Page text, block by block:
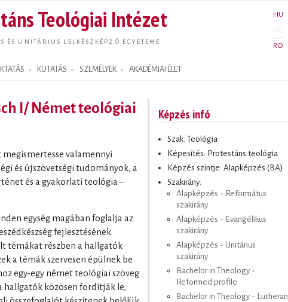
tartalomra
Teológiai Intézet
ÉS UNITÁRIUS LELKÉSZKÉPZŐ EGYETEME
HU
RO
KUTATÁS SZEMÉLYEK AKADÉMIAI ÉLET
I/ Német teológiai
valamennyi
és újszövetségi tudományok, a
és a gyakorlati teológia –
egység magában foglalja az
fejlesztésének
témákat részben a hallgatók
a témák szervesen épülnek be
egy-egy német teológiai szöveg
hallgatók közösen fordítják le,
Képzés infó
Szak: Teológia
Képesítés: Protestáns teológia
Képzés szintje: Alapképzés (BA)
Szakirány:
Alapképzés - Református
szakirány
Alapképzés - Evangélikus
szakirány
Alapképzés - Unitárius
szakirány
Bachelor in Theology -
Reformed profile
Bachelor in Theology - Lutheran